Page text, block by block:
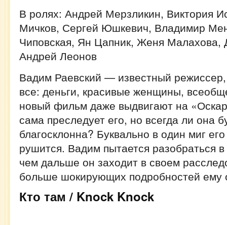
В ролях: Андрей Мерзликин, Виктория
Мичков, Сергей Юшкевич, Владимир
Чиповская, Ян Цапник, Женя Малахова,
Андрей Леонов
Вадим Раевский — известный режиссер,
все: деньги, красивые женщины,
новый фильм даже выдвигают на
сама преследует его, но всегда ли она
благосклонна? Буквально в один миг
рушится. Вадим пытается разобраться
чем дальше он заходит в своем
больше шокирующих подробностей ему
Кто там / Knock Knock